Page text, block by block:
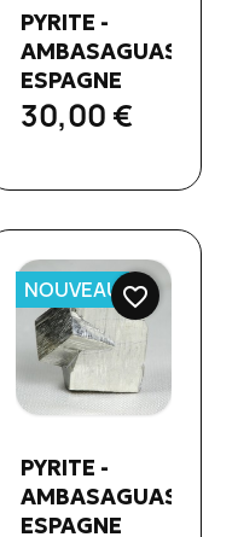
rapide
PYRITE -
AMBASAGUAS,
ESPAGNE
30,00 €
rapide
PYRITE -
AMBASAGUAS,
ESPAGNE
NOUVEAU favorite_border